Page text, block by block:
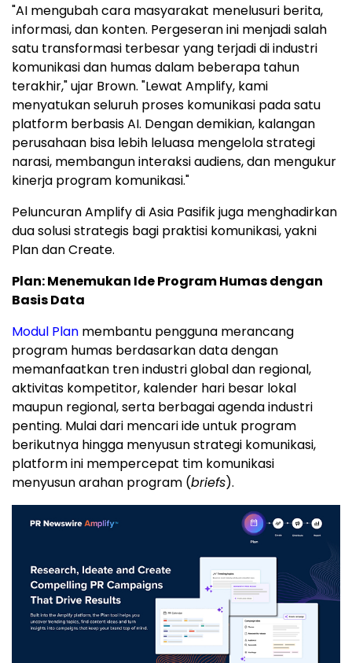
"AI mengubah cara masyarakat menelusuri berita,
informasi, dan konten. Pergeseran ini menjadi salah
satu transformasi terbesar yang terjadi di industri
komunikasi dan humas dalam beberapa tahun
terakhir," ujar Brown. "Lewat Amplify, kami
menyatukan seluruh proses komunikasi pada satu
platform berbasis AI. Dengan demikian, kalangan
perusahaan bisa lebih leluasa mengelola strategi
narasi, membangun interaksi audiens, dan mengukur
kinerja program komunikasi."
Peluncuran Amplify di Asia Pasifik juga menghadirkan
dua solusi strategis bagi praktisi komunikasi, yakni
Plan dan Create.
Plan: Menemukan Ide Program Humas dengan
Basis Data
Modul Plan membantu pengguna merancang
program humas berdasarkan data dengan
memanfaatkan tren industri global dan regional,
aktivitas kompetitor, kalender hari besar lokal
maupun regional, serta berbagai agenda industri
penting. Mulai dari mencari ide untuk program
berikutnya hingga menyusun strategi komunikasi,
platform ini mempercepat tim komunikasi
menyusun arahan program (briefs).